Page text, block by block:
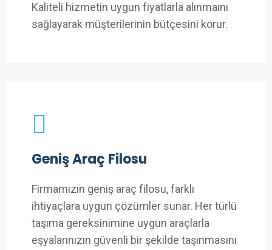
Kaliteli hizmetin uygun fiyatlarla alınmaını
sağlayarak müşterilerinin bütçesini korur.
Geniş Araç Filosu
Firmamızın geniş araç filosu, farklı
ihtiyaçlara uygun çözümler sunar. Her türlü
taşıma gereksinimine uygun araçlarla
eşyalarınızın güvenli bir şekilde taşınmasını